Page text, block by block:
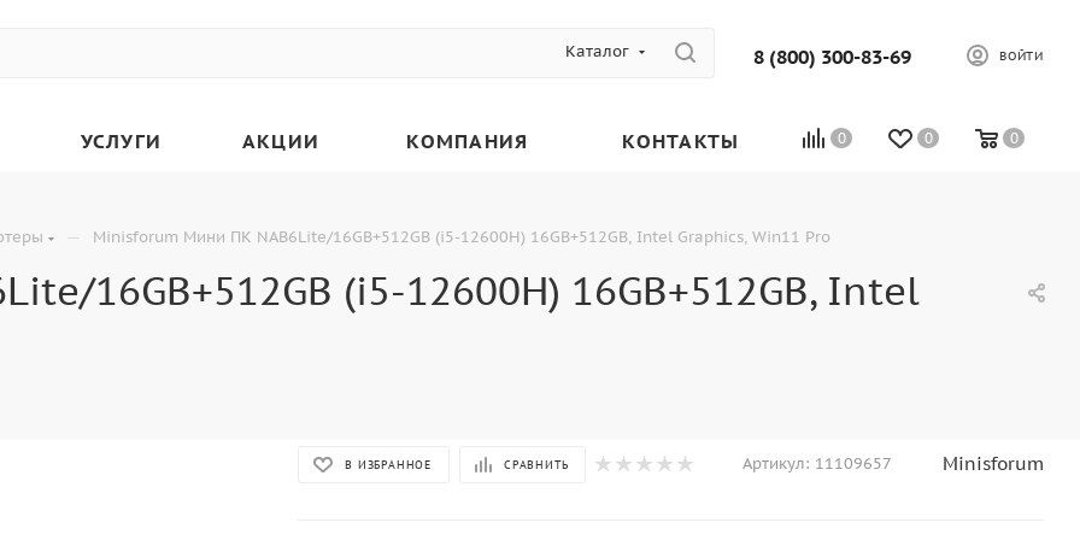
Каталог 8 (800) 300-83-69 ВОЙТИ
0 0 0
УСЛУГИ АКЦИИ КОМПАНИЯ КОНТАКТЫ
— Minisforum Мини ПК NAB6Lite/16GB+512GB (i5-12600H) 16GB+512GB, Intel Graphics, Win11 Pro
16GB+512GB (i5-12600H) 16GB+512GB, Intel
В ИЗБРАННОЕ СРАВНИТЬ Артикул: 11109657 Minisforum